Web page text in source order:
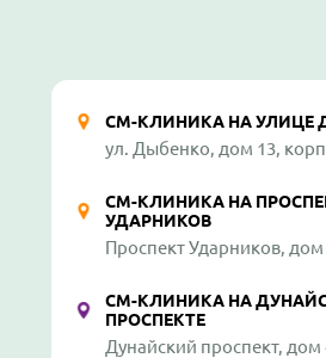
СМ-КЛИНИКА НА УЛИЦЕ
ул. Дыбенко, дом 13,
СМ-КЛИНИКА НА
УДАРНИКОВ
Проспект Ударников, дом
СМ-КЛИНИКА НА
ПРОСПЕКТЕ
Дунайский проспект, дом